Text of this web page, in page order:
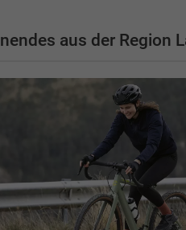
aus der Region